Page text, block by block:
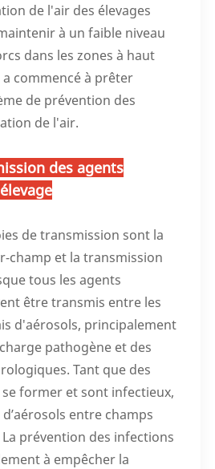
de l'air des élevages
à un faible niveau
dans les zones à haut
commencé à prêter
de prévention des
de l'air.
des agents
de transmission sont la
champ et la transmission
tous les agents
être transmis entre les
d'aérosols, principalement
pathogène et des
Tant que des
former et sont infectieux,
entre champs
prévention des infections
à empêcher la